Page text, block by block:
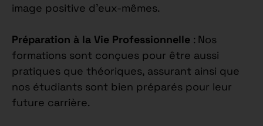
image positive d’eux-mêmes.
Préparation à la Vie Professionnelle : Nos
formations sont conçues pour être aussi
pratiques que théoriques, assurant ainsi que
nos étudiants sont bien préparés pour leur
future carrière.